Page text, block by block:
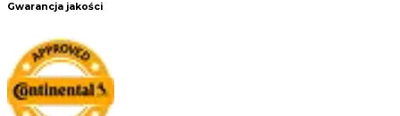
Gwarancja jakości